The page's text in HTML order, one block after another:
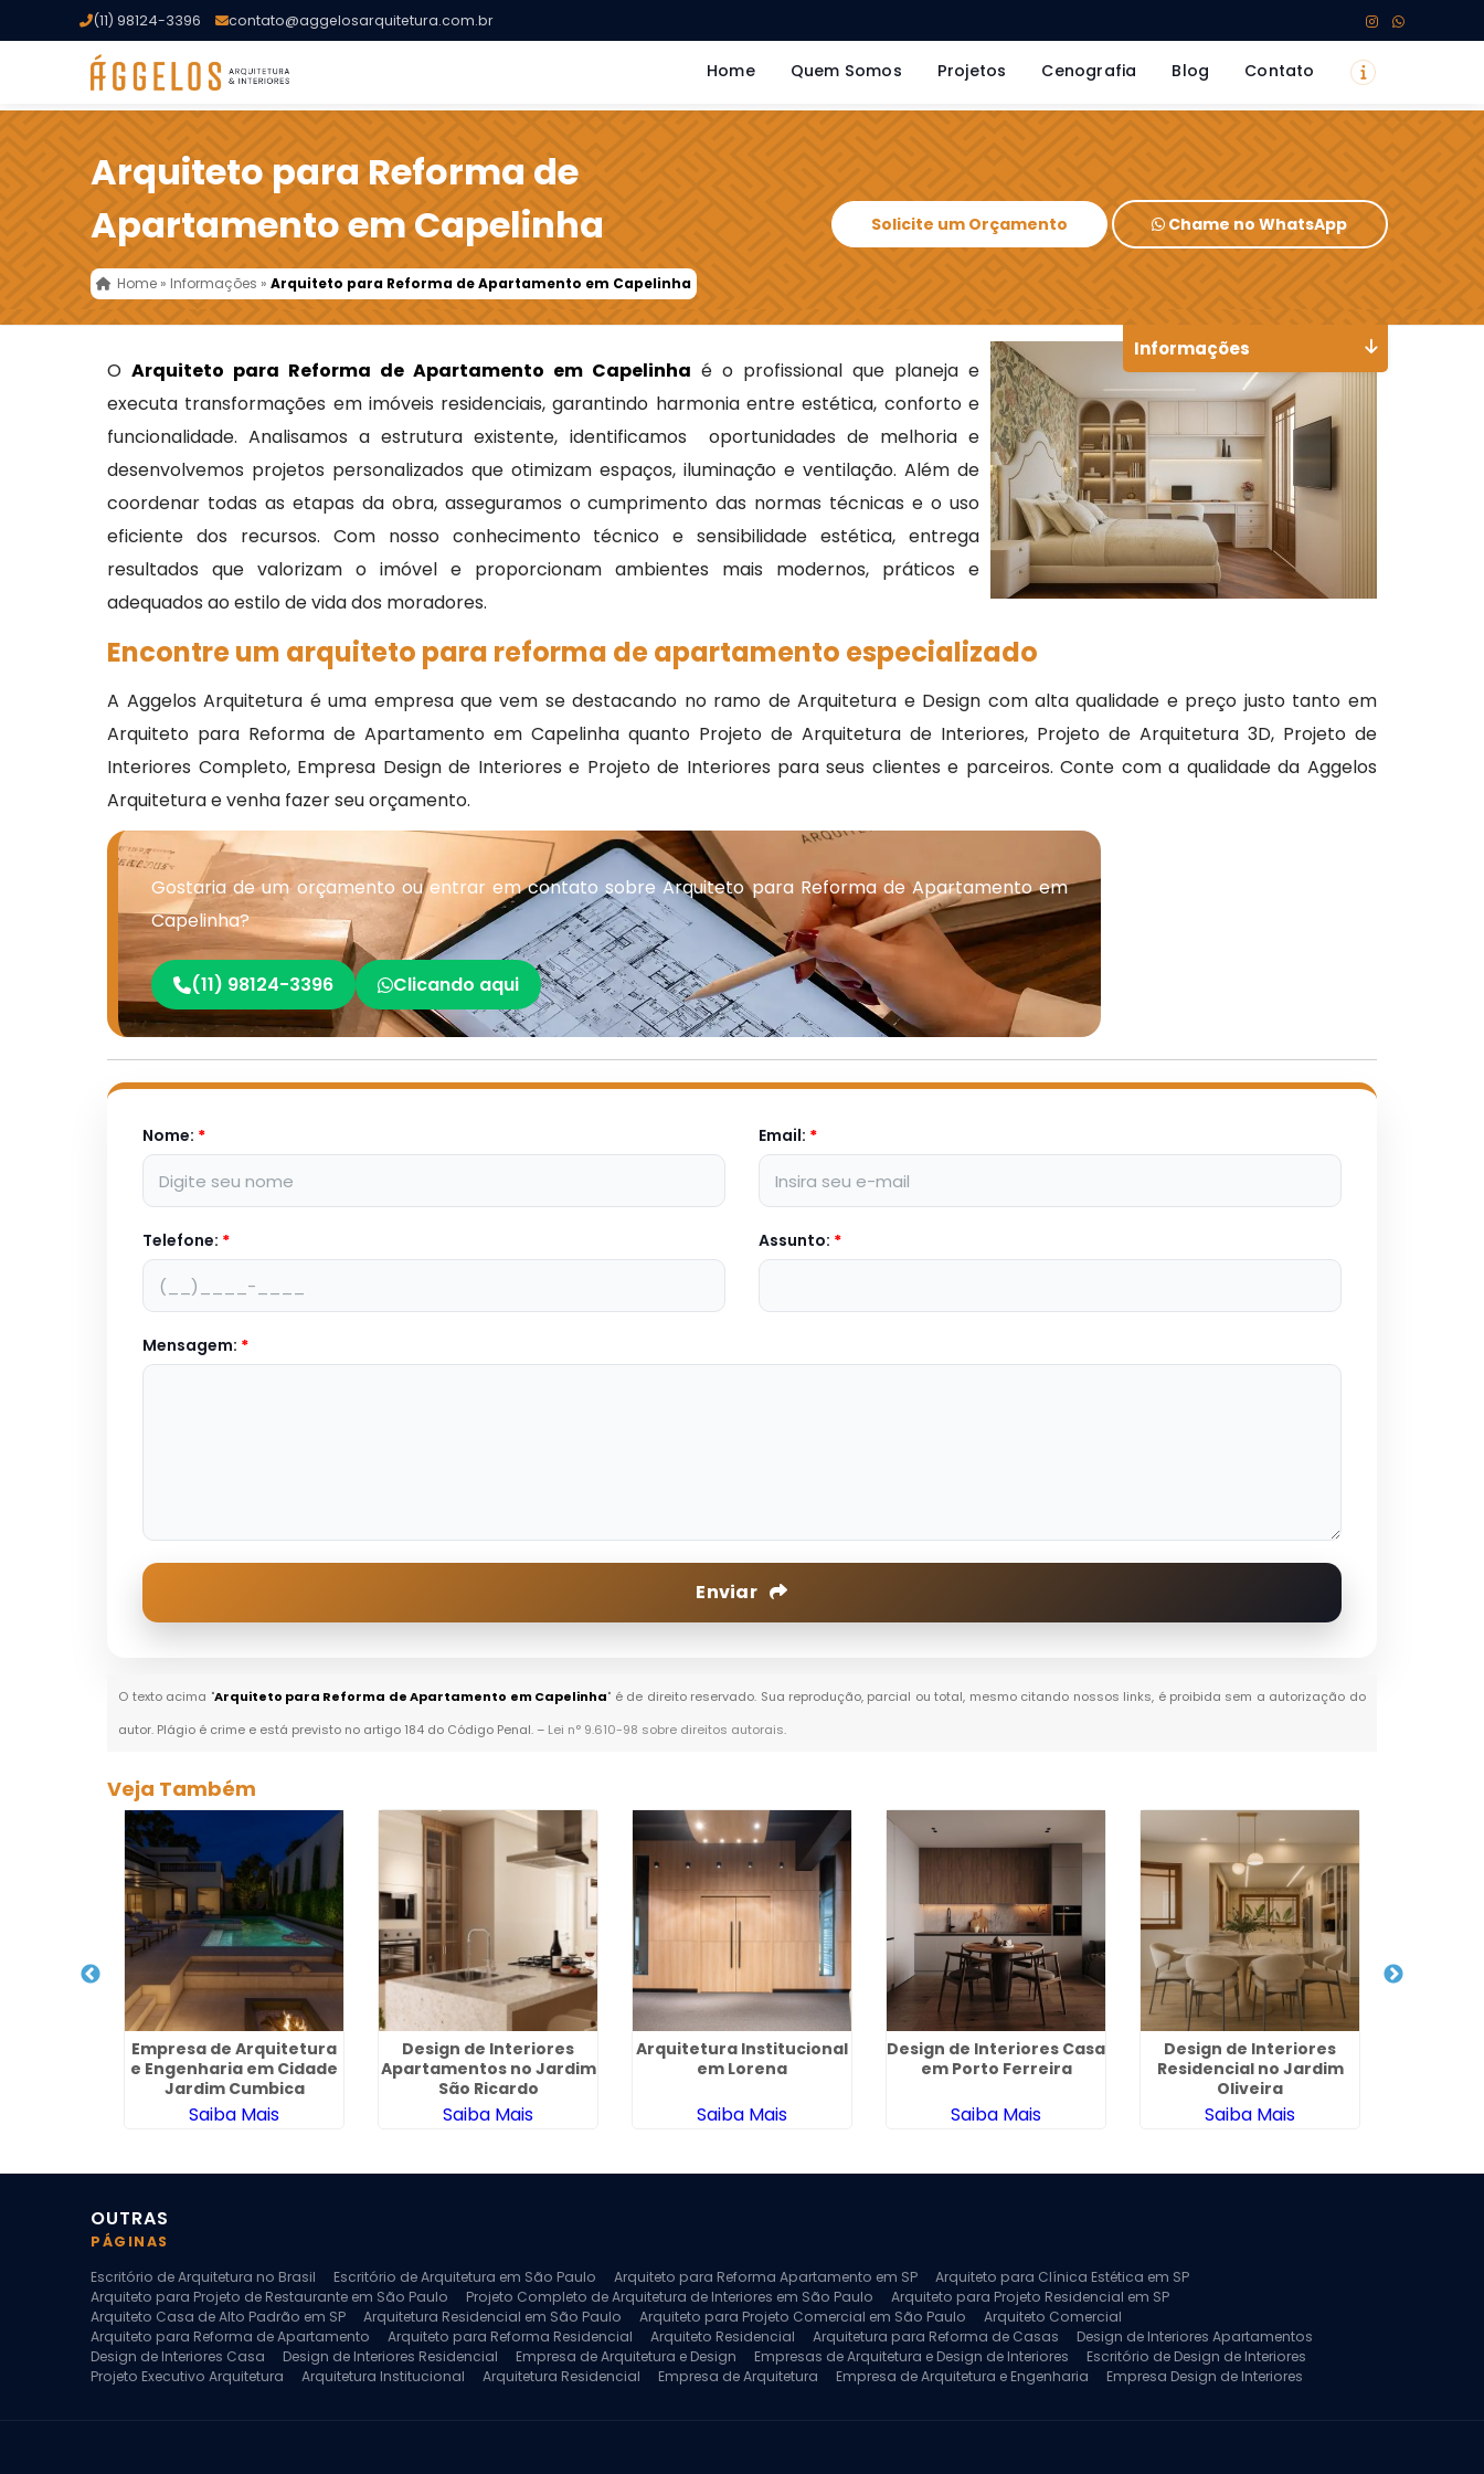
(11) 98124-3396 contato@aggelosarquitetura.com.br
Home Quem Somos Projetos Cenografia Blog Contato
Arquiteto para Reforma de
Apartamento em Capelinha
Home » Informações »Arquiteto para Reforma de Apartamento em Capelinha
Solicite um Orçamento Chame no WhatsApp
OArquiteto para Reforma de Apartamento em Capelinha é o profissional que planeja e
executa transformações em imóveis residenciais, garantindo harmonia entre estética, conforto e
funcionalidade. Analisamos a estrutura existente, identificamos oportunidades de melhoria e
desenvolvemos projetos personalizados que otimizam espaços, iluminação e ventilação. Além de
coordenar todas as etapas da obra, asseguramos o cumprimento das normas técnicas e o uso
eficiente dos recursos. Com nosso conhecimento técnico e sensibilidade estética, entrega
resultados que valorizam o imóvel e proporcionam ambientes mais modernos, práticos e
adequados ao estilo de vida dos moradores.
Encontre um arquiteto para reforma de apartamento especializado
A Aggelos Arquitetura é uma empresa que vem se destacando no ramo de Arquitetura e Design com alta qualidade e preço justo tanto em
Arquiteto para Reforma de Apartamento em Capelinha quanto Projeto de Arquitetura de Interiores, Projeto de Arquitetura 3D, Projeto de
Interiores Completo, Empresa Design de Interiores e Projeto de Interiores para seus clientes e parceiros. Conte com a qualidade da Aggelos
Arquitetura e venha fazer seu orçamento.
Gostaria de um orçamento ou entrar em contato sobre Arquiteto para Reforma de Apartamento em
Capelinha?
(11) 98124-3396 Clicando aqui
Nome: * Email: *
Telefone: * Assunto: *
Mensagem: *
Enviar
O texto acima "Arquiteto para Reforma de Apartamento em Capelinha" é de direito reservado. Sua reprodução, parcial ou total, mesmo citando nossos links, é proibida sem a autorização do
autor. Plágio é crime e está previsto no artigo 184 do Código Penal. – Lei n° 9.610-98 sobre direitos autorais.
Informações
Veja Também
Empresa de Arquitetura
e Engenharia em Cidade
Jardim Cumbica
Saiba Mais
Design de Interiores
Apartamentos no Jardim
São Ricardo
Saiba Mais
Arquitetura Institucional
em Lorena
Saiba Mais
Design de Interiores Casa
em Porto Ferreira
Saiba Mais
Design de Interiores
Residencial no Jardim
Oliveira
Saiba Mais
OUTRAS
PÁGINAS
Escritório de Arquitetura no Brasil
Escritório de Arquitetura em São Paulo Arquiteto para Reforma Apartamento em SP
Arquiteto para Clínica Estética em SP
Arquiteto para Projeto de Restaurante em São Paulo
Projeto Completo de Arquitetura de Interiores em São Paulo
Arquiteto para Projeto Residencial em SP
Arquiteto Casa de Alto Padrão em SP
Arquitetura Residencial em São Paulo Arquiteto para Projeto Comercial em São Paulo
Arquiteto Comercial
Arquiteto para Reforma de Apartamento
Arquiteto para Reforma Residencial Arquiteto Residencial Arquitetura para Reforma de Casas
Design de Interiores Apartamentos
Design de Interiores Casa
Design de Interiores Residencial Empresa de Arquitetura e Design Empresas de Arquitetura e Design de Interiores
Escritório de Design de Interiores
Projeto Executivo Arquitetura
Arquitetura Institucional Arquitetura Residencial Empresa de Arquitetura Empresa de Arquitetura e Engenharia
Empresa Design de Interiores